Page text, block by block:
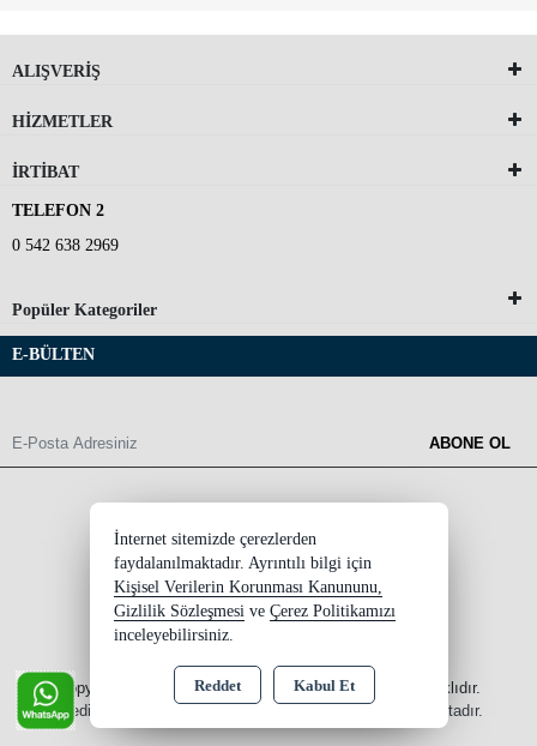
ALIŞVERİŞ
HİZMETLER
İRTİBAT
TELEFON 2
0 542 638 2969
Popüler Kategoriler
E-BÜLTEN
ABONE OL
Copyright 2026 ersinksupplement.com - Tüm hakları saklıdır.
Kredi kartı bilgileriniz 256bit SSL sertifikası ile korunmaktadır.
İnternet sitemizde çerezlerden
faydalanılmaktadır. Ayrıntılı bilgi için
Kişisel Verilerin Korunması Kanununu,
Gizlilik Sözleşmesi ve Çerez Politikamızı
inceleyebilirsiniz.
Reddet Kabul Et